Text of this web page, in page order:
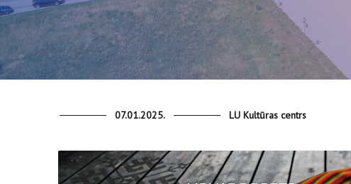
07.01.2025. LU Kultūras centrs